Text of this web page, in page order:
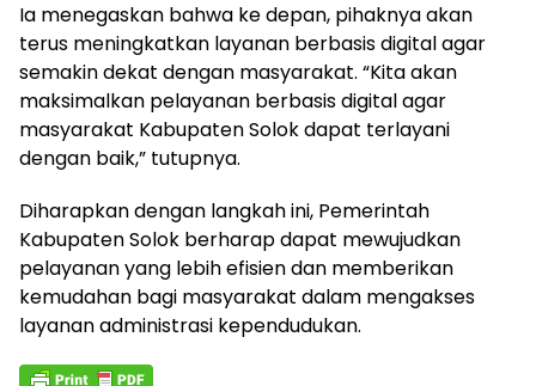
Ia menegaskan bahwa ke depan, pihaknya akan
terus meningkatkan layanan berbasis digital agar
semakin dekat dengan masyarakat. “Kita akan
maksimalkan pelayanan berbasis digital agar
masyarakat Kabupaten Solok dapat terlayani
dengan baik,” tutupnya.
Diharapkan dengan langkah ini, Pemerintah
Kabupaten Solok berharap dapat mewujudkan
pelayanan yang lebih efisien dan memberikan
kemudahan bagi masyarakat dalam mengakses
layanan administrasi kependudukan.